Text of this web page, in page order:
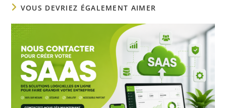
VOUS DEVRIEZ ÉGALEMENT AIMER